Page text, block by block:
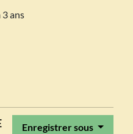
ans
Enregistrer sous